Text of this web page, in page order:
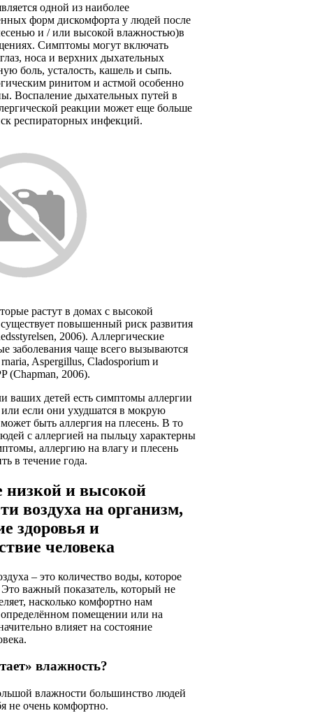
одной из наиболее
форм дискомфорта у людей после
и / или высокой влажностью)в
Симптомы могут включать
носа и верхних дыхательных
боль, усталость, кашель и сыпь.
ринитом и астмой особенно
Воспаление дыхательных путей в
реакции может еще больше
респираторных инфекций.
растут в домах с высокой
повышенный риск развития
2006). Аллергические
заболевания чаще всего вызываются
Aspergillus, Cladosporium и
(Chapman, 2006).
ваших детей есть симптомы аллергии
если они ухудшатся в мокрую
быть аллергия на плесень. В то
с аллергией на пыльцу характерны
аллергию на влагу и плесень
в течение года.
низкой и высокой
воздуха на организм,
здоровья и
человека
– это количество воды, которое
важный показатель, который не
насколько комфортно нам
определённом помещении или на
влияет на состояние
влажность?
влажности большинство людей
не очень комфортно.